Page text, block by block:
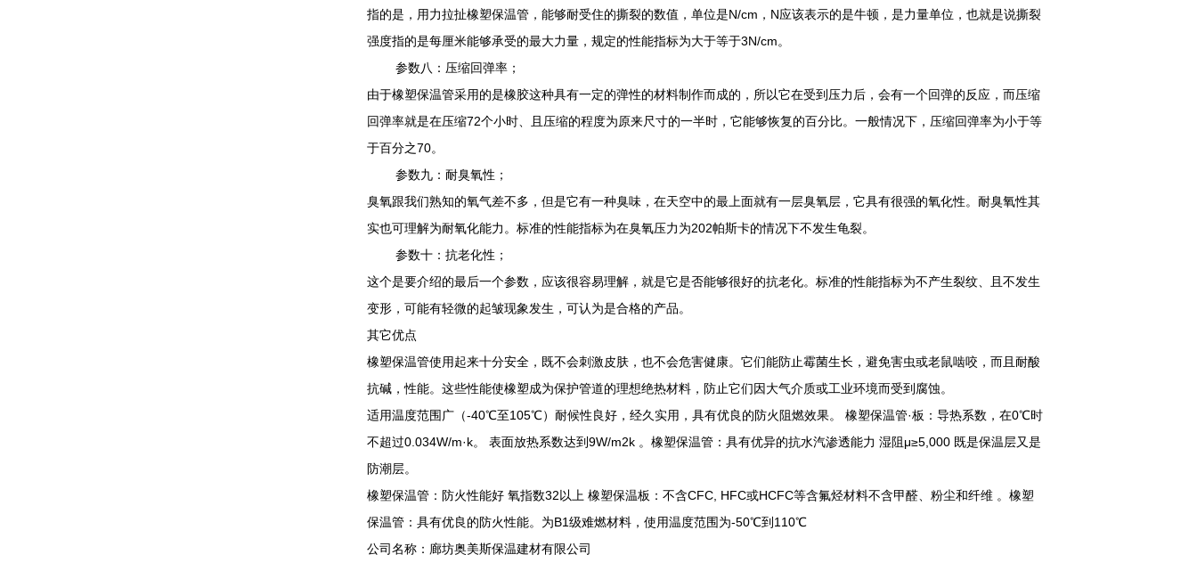
指的是，用力拉扯橡塑保温管，能够耐受住的撕裂的数值，单位是N/cm，N应该表示的是牛顿，是力量单位，也就是说撕裂
强度指的是每厘米能够承受的最大力量，规定的性能指标为大于等于3N/cm。
参数八：压缩回弹率；
由于橡塑保温管采用的是橡胶这种具有一定的弹性的材料制作而成的，所以它在受到压力后，会有一个回弹的反应，而压缩
回弹率就是在压缩72个小时、且压缩的程度为原来尺寸的一半时，它能够恢复的百分比。一般情况下，压缩回弹率为小于等
于百分之70。
参数九：耐臭氧性；
臭氧跟我们熟知的氧气差不多，但是它有一种臭味，在天空中的最上面就有一层臭氧层，它具有很强的氧化性。耐臭氧性其
实也可理解为耐氧化能力。标准的性能指标为在臭氧压力为202帕斯卡的情况下不发生龟裂。
参数十：抗老化性；
这个是要介绍的最后一个参数，应该很容易理解，就是它是否能够很好的抗老化。标准的性能指标为不产生裂纹、且不发生
变形，可能有轻微的起皱现象发生，可认为是合格的产品。
其它优点
橡塑保温管使用起来十分安全，既不会刺激皮肤，也不会危害健康。它们能防止霉菌生长，避免害虫或老鼠啮咬，而且耐酸
抗碱，性能。这些性能使橡塑成为保护管道的理想绝热材料，防止它们因大气介质或工业环境而受到腐蚀。
适用温度范围广（-40℃至105℃）耐候性良好，经久实用，具有优良的防火阻燃效果。 橡塑保温管·板：导热系数，在0℃时
不超过0.034W/m·k。 表面放热系数达到9W/m2k 。橡塑保温管：具有优异的抗水汽渗透能力 湿阻μ≥5,000 既是保温层又是
防潮层。
橡塑保温管：防火性能好 氧指数32以上 橡塑保温板：不含CFC, HFC或HCFC等含氟烃材料不含甲醛、粉尘和纤维 。橡塑
保温管：具有优良的防火性能。为B1级难燃材料，使用温度范围为-50℃到110℃
公司名称：廊坊奥美斯保温建材有限公司